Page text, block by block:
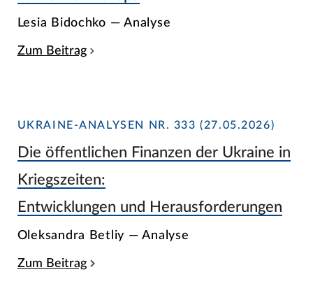
Lesia Bidochko — Analyse
Zum Beitrag
UKRAINE-ANALYSEN NR. 333 (27.05.2026)
Die öffentlichen Finanzen der Ukraine in
Kriegszeiten:
Entwicklungen und Herausforderungen
Oleksandra Betliy — Analyse
Zum Beitrag